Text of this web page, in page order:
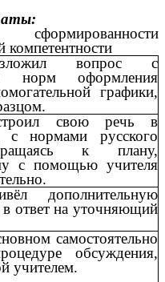
компетентности
вопрос с
норм оформления
графики,
свою речь в
с нормами русского
к плану,
с помощью учителя
дополнительную
ответ на уточняющий
самостоятельно
обсуждения,
учителем.